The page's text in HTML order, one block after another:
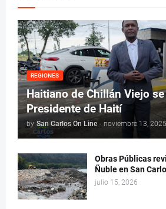
REGIONES
Haitiano de Chillán Viejo
Presidente de Haití
by San Carlos On Line - noviembre 13, 2025
Obras Públicas
Ñuble en San
julio 15, 2026